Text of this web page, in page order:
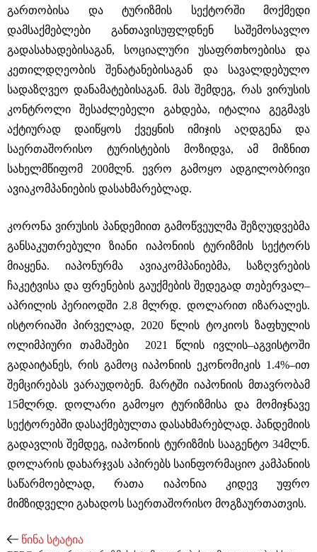
გართობისა და ტურიზმის სექტორში მოქმედი
დამსაქმებლები განთავისუფლდნენ საშემოსავლო
გადასახადებისაგან, სოციალური უსაფრთხოებისა და
კეთილდღეობის შენატანებისაგან და სავალდებულო
სადაზღვეო დანამატებისაგან. მას შემდეგ, რას ვირუსის
კონტროლი შესაძლებელი გახდება, იტალია გეგმავს
აქტიურად დაიწყოს ქვეყნის იმიჯის აღდგენა და
საერთაშორისო ტურისტების მოზიდვა, ამ მიზნით
სახელმწიფომ 200მლნ. ევრო გამოყო ადგილობრივი
ავიაკომპანიების დასახმარებლად.
კორონა ვირუსის პანდემიით გამოწვეულმა შეზღუდვებმა
განსაკუთრებული ზიანი იაპონიის ტურიზმის სექტორს
მიაყენა. იაპონურმა ავიაკომპანიებმა, საზღვრების
ჩაკეტვისა და ფრენების გაუქმების შედეგად თებერვალ–
აპრილის პერიოდში 2.8 მლრდ. დოლარით იზარალეს.
ისტორიაში პირველად, 2020 წლის ტოკიოს ზაფხულის
ოლიმპიური თამაშები 2021 წლის ივლის–აგვისტოში
გადაიტანეს, რის გამოც იაპონიის ეკონომიკის 1.4%–ით
შემცირებას ვარაუდობენ. მარტში იაპონიის მთავრობამ
15მლრდ. დოლარი გამოყო ტურიზმისა და მომიჯნავე
სექტორებში დასაქმებულთა დასახმარებლად. პანდემიის
გადავლის შემდეგ, იაპონიის ტურიზმის სააგენტო 34მლნ.
დოლარის დახარჯვას აპირებს საინფორმაციო კამპანიის
საწარმოებლად, რათა იაპონია კიდევ უფრო
მიმზიდველი გახადოს საერთაშორისო მოგზაურთათვის.
წინა სტატია